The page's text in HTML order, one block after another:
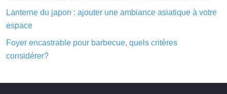
Lanterne du japon : ajouter une ambiance asiatique à votre
espace
Foyer encastrable pour barbecue, quels critères
considérer?